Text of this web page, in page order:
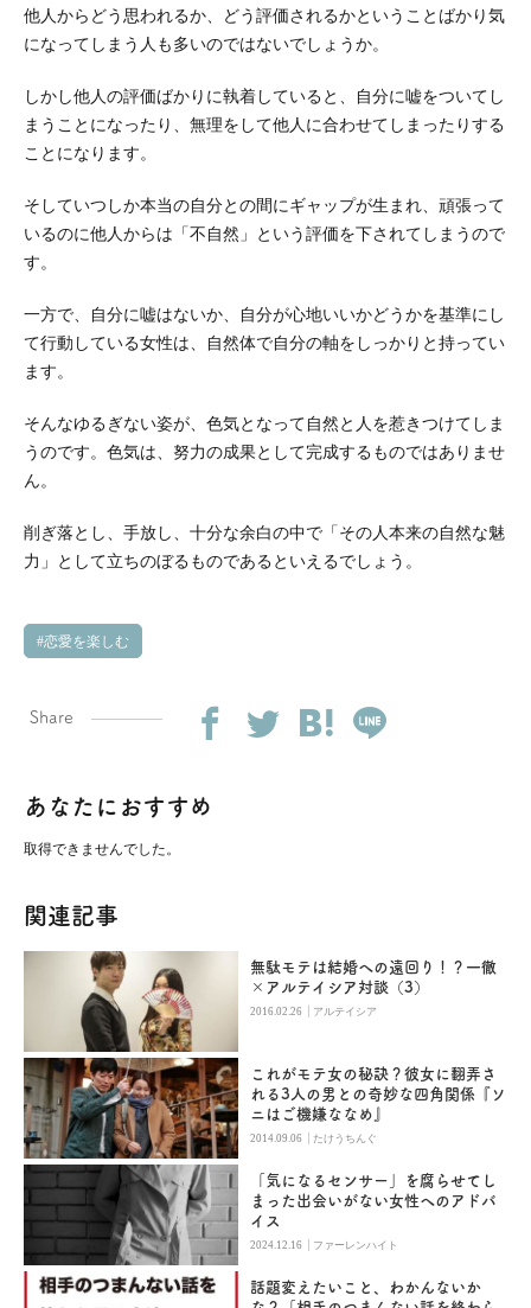
他人からどう思われるか、どう評価されるかということばかり気
になってしまう人も多いのではないでしょうか。
しかし他人の評価ばかりに執着していると、自分に嘘をついてし
まうことになったり、無理をして他人に合わせてしまったりする
ことになります。
そしていつしか本当の自分との間にギャップが生まれ、頑張って
いるのに他人からは「不自然」という評価を下されてしまうので
す。
一方で、自分に嘘はないか、自分が心地いいかどうかを基準にし
て行動している女性は、自然体で自分の軸をしっかりと持ってい
ます。
そんなゆるぎない姿が、色気となって自然と人を惹きつけてしま
うのです。色気は、努力の成果として完成するものではありませ
ん。
削ぎ落とし、手放し、十分な余白の中で「その人本来の自然な魅
力」として立ちのぼるものであるといえるでしょう。
恋愛を楽しむ
Share
あなたにおすすめ
取得できませんでした。
関連記事
無駄モテは結婚への遠回り！？一徹
×アルテイシア対談（3）
2016.02.26 | アルテイシア
これがモテ女の秘訣？彼女に翻弄さ
れる3人の男との奇妙な四角関係『ソ
ニはご機嫌ななめ』
2014.09.06 | たけうちんぐ
「気になるセンサー」を腐らせてし
まった出会いがない女性へのアドバ
イス
2024.12.16 | ファーレンハイト
話題変えたいこと、わかんないか